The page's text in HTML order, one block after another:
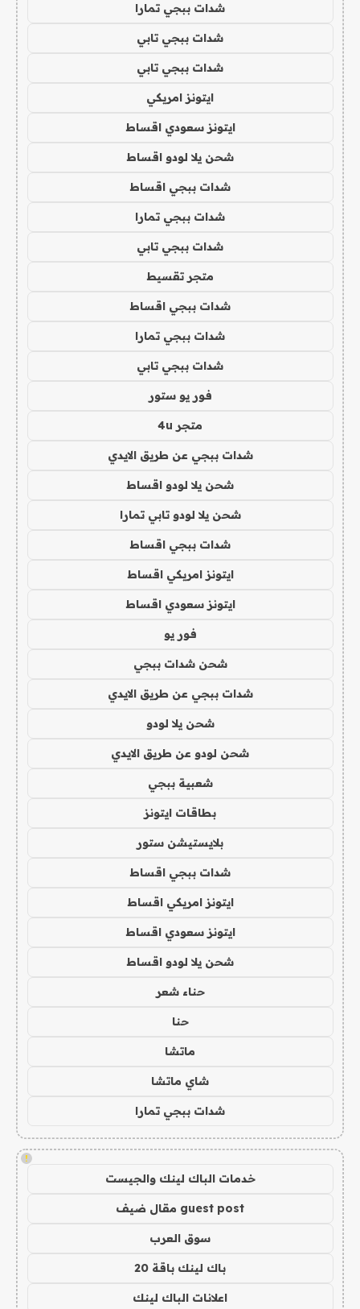
شدات ببجي تمارا
شدات ببجي تابي
شدات ببجي تابي
ايتونز امريكي
ايتونز سعودي اقساط
شحن يلا لودو اقساط
شدات ببجي اقساط
شدات ببجي تمارا
شدات ببجي تابي
متجر تقسيط
شدات ببجي اقساط
شدات ببجي تمارا
شدات ببجي تابي
فور يو ستور
متجر 4u
شدات ببجي عن طريق الايدي
شحن يلا لودو اقساط
شحن يلا لودو تابي تمارا
شدات ببجي اقساط
ايتونز امريكي اقساط
ايتونز سعودي اقساط
فور يو
شحن شدات ببجي
شدات ببجي عن طريق الايدي
شحن يلا لودو
شحن لودو عن طريق الايدي
شعبية ببجي
بطاقات ايتونز
بلايستيشن ستور
شدات ببجي اقساط
ايتونز امريكي اقساط
ايتونز سعودي اقساط
شحن يلا لودو اقساط
حناء شعر
حنا
ماتشا
شاي ماتشا
شدات ببجي تمارا
!
خدمات الباك لينك والجيست
guest post مقال ضيف
سوق العرب
باك لينك باقة 20
اعلانات الباك لينك